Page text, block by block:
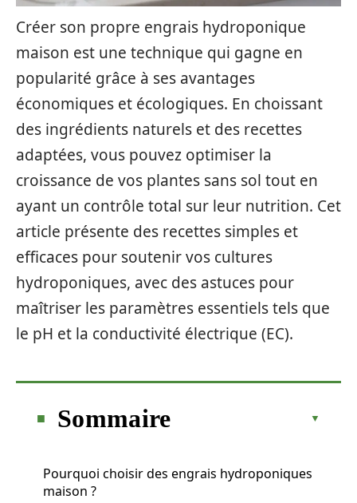
Créer son propre engrais hydroponique
maison est une technique qui gagne en
popularité grâce à ses avantages
économiques et écologiques. En choissant
des ingrédients naturels et des recettes
adaptées, vous pouvez optimiser la
croissance de vos plantes sans sol tout en
ayant un contrôle total sur leur nutrition. Cet
article présente des recettes simples et
efficaces pour soutenir vos cultures
hydroponiques, avec des astuces pour
maîtriser les paramètres essentiels tels que
le pH et la conductivité électrique (EC).
Sommaire
Pourquoi choisir des engrais hydroponiques
maison ?